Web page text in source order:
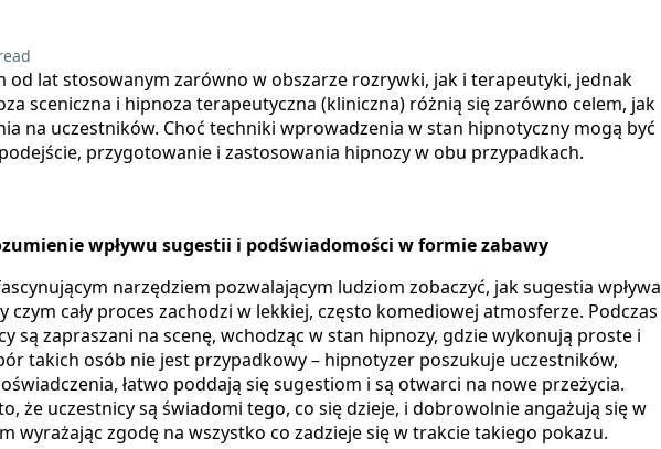
od lat stosowanym zarówno w obszarze rozrywki, jak i terapeutyki, jednak
sceniczna i hipnoza terapeutyczna (kliniczna) różnią się zarówno celem, jak
na uczestników. Choć techniki wprowadzenia w stan hipnotyczny mogą być
przygotowanie i zastosowania hipnozy w obu przypadkach.
wpływu sugestii i podświadomości w formie zabawy
narzędziem pozwalającym ludziom zobaczyć, jak sugestia wpływa
czym cały proces zachodzi w lekkiej, często komediowej atmosferze. Podczas
są zapraszani na scenę, wchodząc w stan hipnozy, gdzie wykonują proste i
takich osób nie jest przypadkowy – hipnotyzer poszukuje uczestników,
łatwo poddają się sugestiom i są otwarci na nowe przeżycia.
że uczestnicy są świadomi tego, co się dzieje, i dobrowolnie angażują się w
wyrażając zgodę na wszystko co zadzieje się w trakcie takiego pokazu.